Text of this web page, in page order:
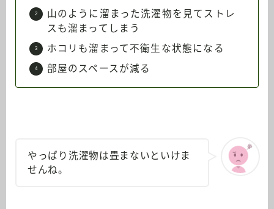
山のように溜まった洗濯物を見てストレ
スも溜まってしまう
ホコリも溜まって不衛生な状態になる
部屋のスペースが減る
やっぱり洗濯物は畳まないといけま
せんね。